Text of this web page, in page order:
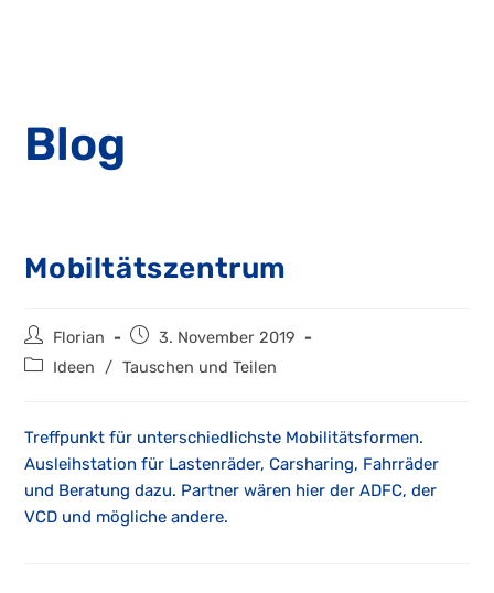
Blog
Mobiltätszentrum
Beitrags-
Autor:
Florian
Beitrag
veröffentlicht:
3. November 2019
Beitrags-
Ideen / Tauschen und Teilen
Treffpunkt für unterschiedlichste Mobilitätsformen.
Ausleihstation für Lastenräder, Carsharing, Fahrräder
und Beratung dazu. Partner wären hier der ADFC, der
VCD und mögliche andere.